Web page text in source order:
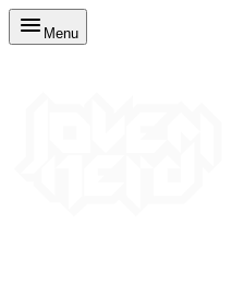
Menu